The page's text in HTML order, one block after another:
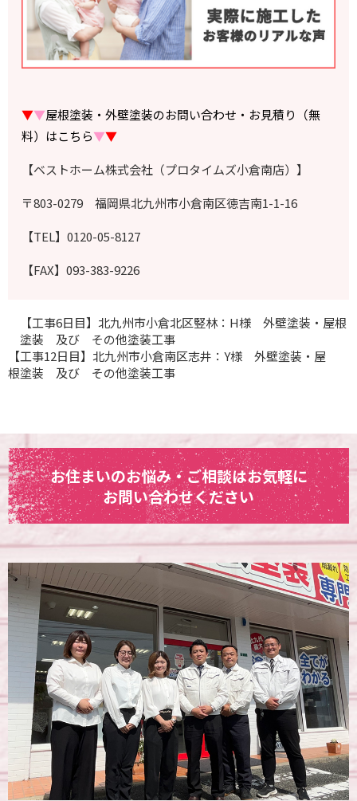
▼▼屋根塗装・外壁塗装のお問い合わせ・お見積り（無
料）はこちら▼▼
【ベストホーム株式会社（プロタイムズ小倉南店）】
〒803-0279 福岡県北九州市小倉南区徳吉南1-1-16
【TEL】0120-05-8127
【FAX】093-383-9226
【工事6日目】北九州市小倉北区竪林：H様 外壁塗装・屋根
塗装 及び その他塗装工事
【工事12日目】北九州市小倉南区志井：Y様 外壁塗装・屋
根塗装 及び その他塗装工事
お住まいのお悩み・ご相談はお気軽に
お問い合わせください